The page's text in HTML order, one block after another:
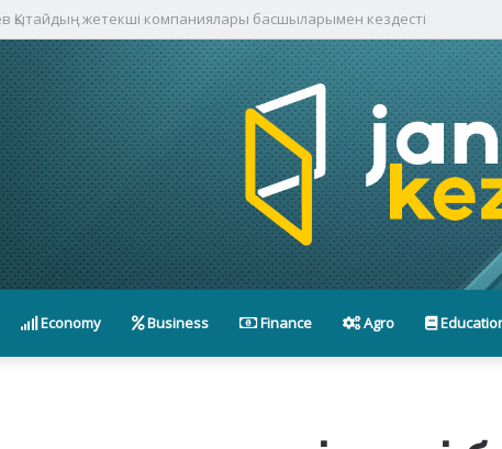
Қытайдың жетекші компаниялары басшыларымен кездесті
Economy Business Finance Agro